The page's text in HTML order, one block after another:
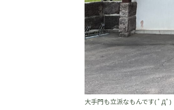
大手門も立派なもんです( ﾟДﾟ)